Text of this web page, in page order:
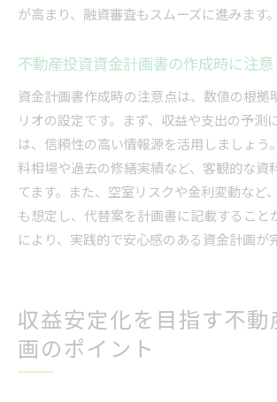
が高まり、融資審査もスムーズに進みます。
不動産投資資金計画書の作成時に注
資金計画書作成時の注意点は、数値の根拠
リオの設定です。まず、収益や支出の予測
は、信頼性の高い情報源を活用しましょう
料相場や過去の修繕実績など、客観的な資
てます。また、空室リスクや金利変動など
も想定し、代替案を計画書に記載すること
により、実践的で安心感のある資金計画が
収益安定化を目指す不動
画のポイント